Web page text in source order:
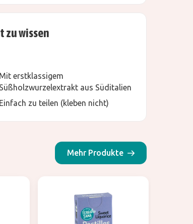
zu wissen
Mit erstklassigem
Süßholzwurzelextrakt aus Süditalien
Einfach zu teilen (kleben nicht)
Mehr Produkte